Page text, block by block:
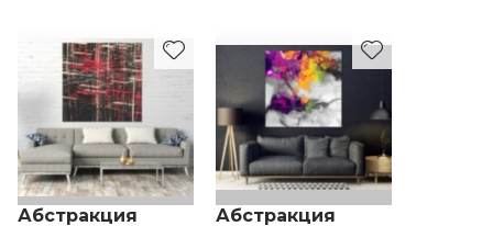
Абстракция
Абстракция